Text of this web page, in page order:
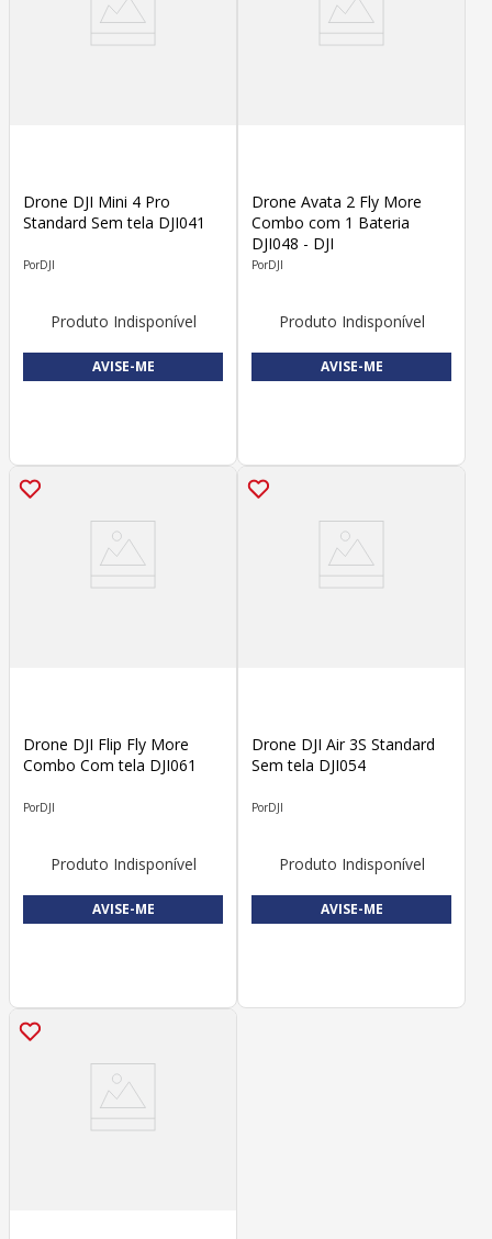
Drone DJI Mini 4 Pro
Standard Sem tela DJI041
DJI
Produto Indisponível
AVISE-ME
Drone Avata 2 Fly More
Combo com 1 Bateria
DJI048 - DJI
DJI
Produto Indisponível
AVISE-ME
Drone DJI Flip Fly More
Combo Com tela DJI061
DJI
Produto Indisponível
AVISE-ME
Drone DJI Air 3S Standard
Sem tela DJI054
DJI
Produto Indisponível
AVISE-ME